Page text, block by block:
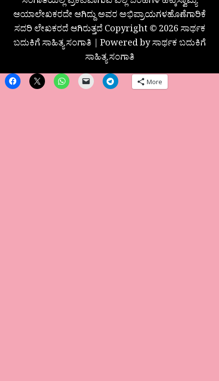
ಆಯಾಲೇಖಕರದೇ ಆಗಿದ್ದು ಅವರ ಅಭಿಪ್ರಾಯಗಳಹೊಣೆಗಾರಿಕೆ
ಸದರಿ ಲೇಖಕರದೆ ಆಗಿರುತ್ತದೆ Copyright © 2026 ಸಾರ್ಥಕ
ಬದುಕಿಗೆ ಸಾಹಿತ್ಯ ಸಂಗಾತಿ | Powered by ಸಾರ್ಥಕ ಬದುಕಿಗೆ
ಸಾಹಿತ್ಯ ಸಂಗಾತಿ
More